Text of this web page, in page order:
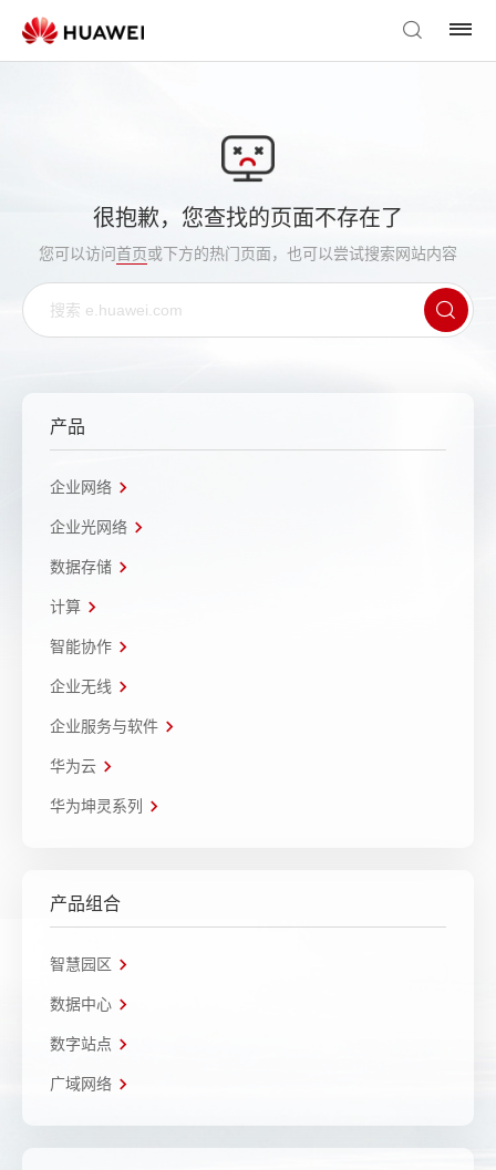
很抱歉，您查找的页面不存在了
您可以访问首页或下方的热门页面，也可以尝试搜索网站内容
产品
企业网络
企业光网络
数据存储
计算
智能协作
企业无线
企业服务与软件
华为云
华为坤灵系列
产品组合
智慧园区
数据中心
数字站点
广域网络